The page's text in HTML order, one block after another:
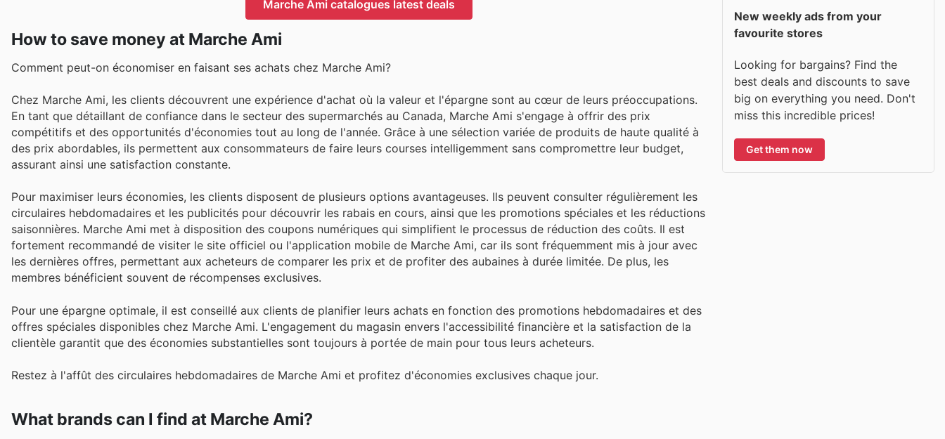
Marche Ami catalogues latest deals
How to save money at Marche Ami
Comment peut-on économiser en faisant ses achats chez Marche Ami?
Chez Marche Ami, les clients découvrent une expérience d'achat où la valeur et l'épargne sont au cœur de leurs préoccupations.
En tant que détaillant de confiance dans le secteur des supermarchés au Canada, Marche Ami s'engage à offrir des prix
compétitifs et des opportunités d'économies tout au long de l'année. Grâce à une sélection variée de produits de haute qualité à
des prix abordables, ils permettent aux consommateurs de faire leurs courses intelligemment sans compromettre leur budget,
assurant ainsi une satisfaction constante.
Pour maximiser leurs économies, les clients disposent de plusieurs options avantageuses. Ils peuvent consulter régulièrement les
circulaires hebdomadaires et les publicités pour découvrir les rabais en cours, ainsi que les promotions spéciales et les réductions
saisonnières. Marche Ami met à disposition des coupons numériques qui simplifient le processus de réduction des coûts. Il est
fortement recommandé de visiter le site officiel ou l'application mobile de Marche Ami, car ils sont fréquemment mis à jour avec
les dernières offres, permettant aux acheteurs de comparer les prix et de profiter des aubaines à durée limitée. De plus, les
membres bénéficient souvent de récompenses exclusives.
Pour une épargne optimale, il est conseillé aux clients de planifier leurs achats en fonction des promotions hebdomadaires et des
offres spéciales disponibles chez Marche Ami. L'engagement du magasin envers l'accessibilité financière et la satisfaction de la
clientèle garantit que des économies substantielles sont toujours à portée de main pour tous leurs acheteurs.
Restez à l'affût des circulaires hebdomadaires de Marche Ami et profitez d'économies exclusives chaque jour.
What brands can I find at Marche Ami?
New weekly ads from your
favourite stores
Looking for bargains? Find the
best deals and discounts to save
big on everything you need. Don't
miss this incredible prices!
Get them now